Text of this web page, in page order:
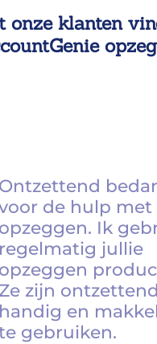
onze klanten
Ontzettend
de hulp met
opzeggen. Ik
regelmatig jullie
opzeggen
Ze zijn ontzettend
handig en
gebruiken.